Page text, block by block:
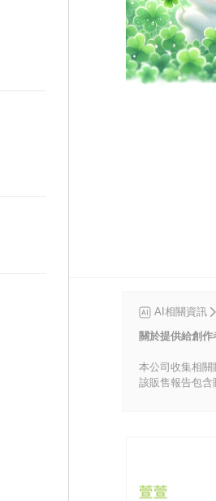
AI相關資訊
關於提供給創
本公司收集相關
該販售報告包含